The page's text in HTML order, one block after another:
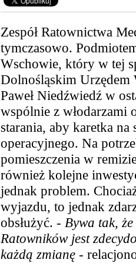
Zespół Ratownictwa
tymczasowo.
Wschowie, który w tej
Dolnośląskim Urzędem
Paweł Niedźwiedź w
wspólnie z włodarzami
starania, aby karetka na
operacyjnego. Na
pomieszczenia w
również kolejne
jednak problem.
wyjazdu, to jednak
obsłużyć. - Bywa tak,
Ratowników jest
każdą zmianę -